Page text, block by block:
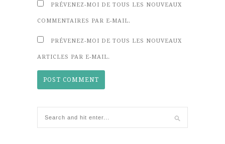
PRÉVENEZ-MOI DE TOUS LES NOUVEAUX
COMMENTAIRES PAR E-MAIL.
PRÉVENEZ-MOI DE TOUS LES NOUVEAUX
ARTICLES PAR E-MAIL.